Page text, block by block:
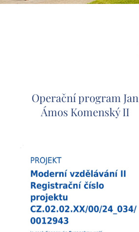
Operační program Jan
Ámos Komenský II